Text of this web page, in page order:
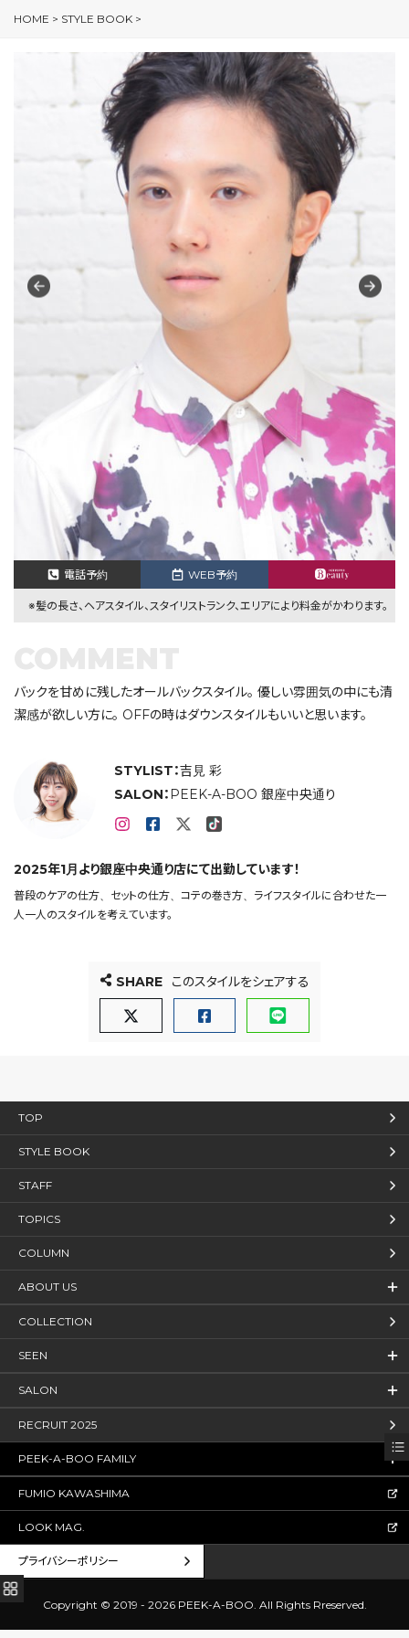
HOME > STYLE BOOK >
電話予約 WEB予約
※髪の長さ、ヘアスタイル、スタイリストランク、エリアにより料金がかわります。
STYLIST：吉見 彩
SALON： PEEK-A-BOO 銀座中央通り
2025年1月より銀座中央通り店にて出勤しています！
普段のケアの仕方、セットの仕方、コテの巻き方、ライフスタイルに合わせた一
人一人のスタイルを考えています。
バックを甘めに残したオールバックスタイル。 優しい雰囲気の中にも清
潔感が欲しい方に。 OFFの時はダウンスタイルもいいと思います。
SHARE このスタイルをシェアする
TOP
STYLE BOOK
STAFF
TOPICS
COLUMN
ABOUT US
COLLECTION
SEEN
SALON
RECRUIT 2025
PEEK-A-BOO FAMILY
FUMIO KAWASHIMA
LOOK MAG.
プライバシーポリシー
Copyright © 2019 - 2026 PEEK-A-BOO. All Rights Rreserved.